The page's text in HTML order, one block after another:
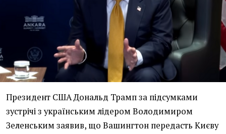
Президент США Дональд Трамп за підсумками
зустрічі з українським лідером Володимиром
Зеленським заявив, що Вашингтон передасть Києву